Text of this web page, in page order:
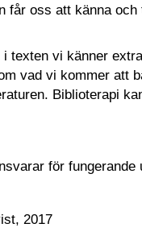
får oss att känna
texten vi känner
vad vi kommer att
Biblioterapi
för
2017